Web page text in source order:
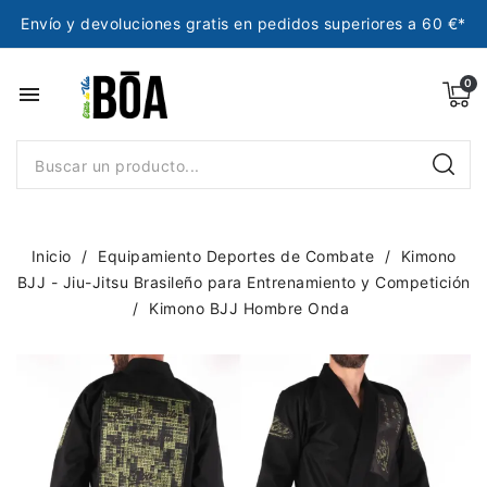
Envío y devoluciones gratis en pedidos superiores a 60 €*
menu
Inicio Equipamiento Deportes de Combate
Kimono
BJJ - Jiu-Jitsu Brasileño para Entrenamiento y Competición
Kimono BJJ Hombre Onda